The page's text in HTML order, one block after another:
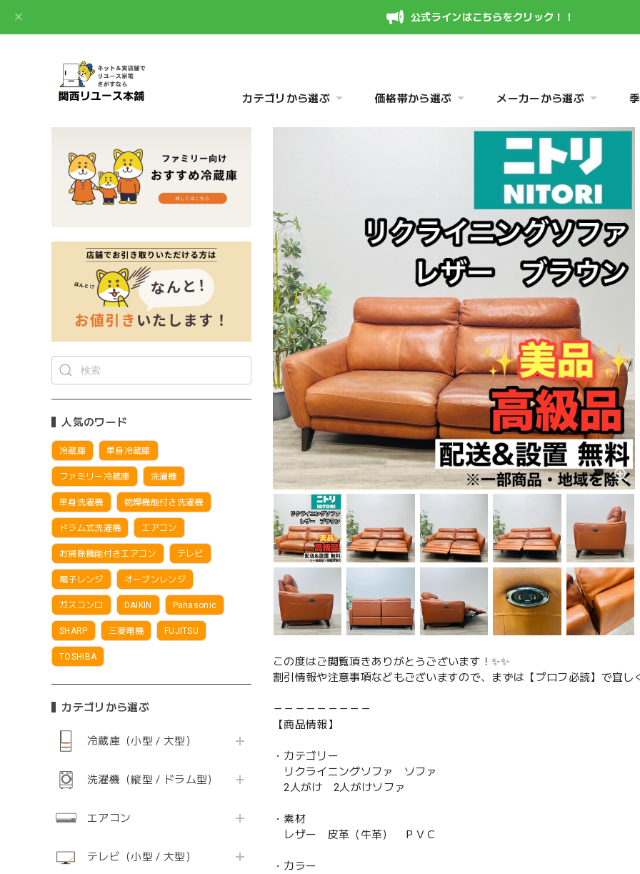
公式ラインはこちらをクリック！！
カテゴリから選ぶ 価格帯から選ぶ メーカーから選ぶ
人気のワード
冷蔵庫 単身冷蔵庫
ファミリー冷蔵庫 洗濯機
単身洗濯機 乾燥機能付き洗濯機
ドラム式洗濯機 エアコン
お掃除機能付きエアコン テレビ
電子レンジ オーブンレンジ
ガスコンロ DAIKIN Panasonic
SHARP 三菱電機 FUJITSU
TOSHIBA
カテゴリから選ぶ
冷蔵庫（小型 / 大型）
洗濯機（縦型 / ドラム型）
エアコン
テレビ（小型 / 大型）
この度はご閲覧頂きありがとうございます！✨✨
割引情報や注意事項などもございますので、まずは【プロフ必読】で宜し
－－－－－－－－－
【商品情報】
・カテゴリー
リクライニングソファ ソファ
2人がけ 2人がけソファ
・素材
レザー 皮革（牛革） ＰＶＣ
・カラー